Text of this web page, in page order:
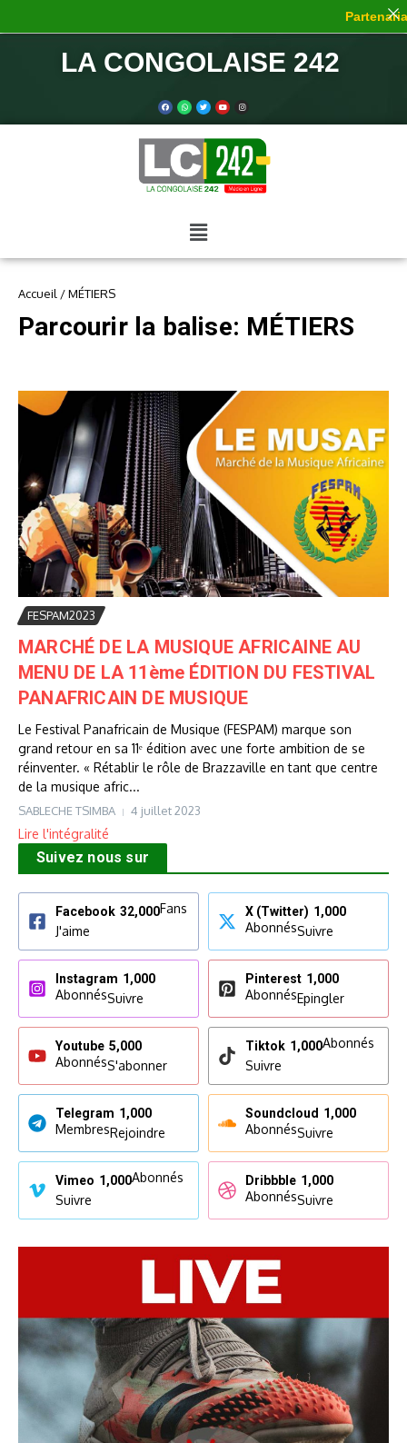
LA CONGOLAISE 242
Accueil /MÉTIERS
Parcourir la balise: MÉTIERS
FESPAM2023
MARCHÉ DE LA MUSIQUE AFRICAINE AU
MENU DE LA 11ème ÉDITION DU FESTIVAL
PANAFRICAIN DE MUSIQUE
Le Festival Panafricain de Musique (FESPAM) marque son
grand retour en sa 11ᵉ édition avec une forte ambition de se
réinventer. « Rétablir le rôle de Brazzaville en tant que centre
de la musique afric...
SABLECHE TSIMBA 4 juillet 2023
Lire l'intégralité
Suivez nous sur
Facebook 32,000Fans
J'aime
X (Twitter) 1,000
AbonnésSuivre
Instagram 1,000
AbonnésSuivre
Pinterest 1,000
AbonnésEpingler
Youtube 5,000
AbonnésS'abonner
Tiktok 1,000Abonnés
Suivre
Telegram 1,000
MembresRejoindre
Soundcloud 1,000
AbonnésSuivre
Vimeo 1,000Abonnés
Suivre
Dribbble 1,000
AbonnésSuivre